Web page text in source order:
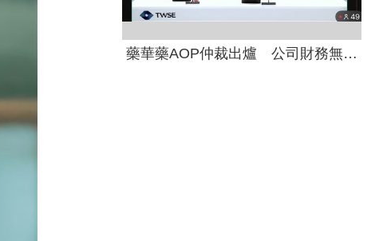
藥華藥AOP仲裁出爐 公司財務無重大影響